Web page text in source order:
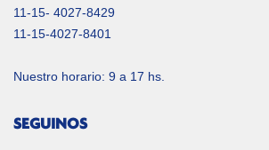
11-15- 4027-8429
11-15-4027-8401
Nuestro horario: 9 a 17 hs.
SEGUINOS